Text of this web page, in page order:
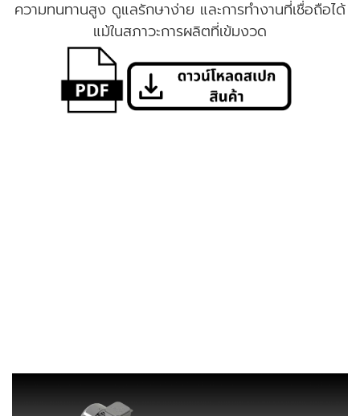
ความทนทานสูง ดูแลรักษาง่าย และการทำงานที่เชื่อถือได้
แม้ในสภาวะการผลิตที่เข้มงวด